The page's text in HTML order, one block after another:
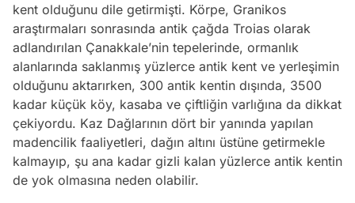
kent olduğunu dile getirmişti. Körpe, Granikos
araştırmaları sonrasında antik çağda Troias olarak
adlandırılan Çanakkale’nin tepelerinde, ormanlık
alanlarında saklanmış yüzlerce antik kent ve yerleşimin
olduğunu aktarırken, 300 antik kentin dışında, 3500
kadar küçük köy, kasaba ve çiftliğin varlığına da dikkat
çekiyordu. Kaz Dağlarının dört bir yanında yapılan
madencilik faaliyetleri, dağın altını üstüne getirmekle
kalmayıp, şu ana kadar gizli kalan yüzlerce antik kentin
de yok olmasına neden olabilir.